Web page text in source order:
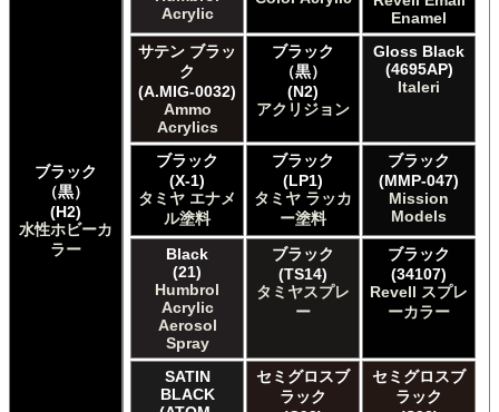
Repear Miniatures Master Series
Revell of Germany Revell Aqua Color Acrylic
Revell of Germany Revell Email Enamel
Revell of Germany Revell スプレーカラー
Testors of Rust-Oleum Group Testors Model Master
Testors of Rust-Oleum Group Testors Model Master
Enamel
The Army Painter Army Painter
The Army Painter Speedpaint
The Army Painter Warpaints Air
The Army Painter Warpaints Fanatic
The Scale Modellers Supply Master Series Paints Bones
The Scale Modellers Supply SMS
Xtracolor Xtracolor
ガイアノーツ ガイア エナメル カラー
ガイアノーツ ガイアカラー
タミヤ タミヤ アクリル塗料
ブラック
（黒）
(H2)
水性ホビーカ
ラー
Acrylic
Enamel
サテン ブラッ
ク
(A.MIG-0032)
Ammo
Acrylics
ブラック
（黒）
(N2)
アクリジョン
Gloss Black
(4695AP)
Italeri
ブラック
(X-1)
タミヤ エナメ
ル塗料
ブラック
(LP1)
タミヤ ラッカ
ー塗料
ブラック
(MMP-047)
Mission
Models
Black
(21)
Humbrol
Acrylic
Aerosol
Spray
ブラック
(TS14)
タミヤスプレ
ー
ブラック
(34107)
Revell スプレ
ーカラー
SATIN
BLACK
セミグロスブ
ラック
セミグロスブ
ラック